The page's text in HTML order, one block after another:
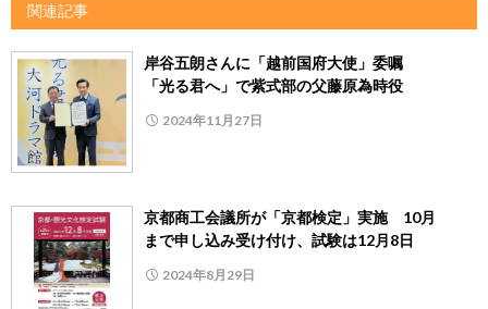
関連記事
岸谷五朗さんに「越前国府大使」委嘱
「光る君へ」で紫式部の父藤原為時役
2024年11月27日
京都商工会議所が「京都検定」実施 10月
まで申し込み受け付け、試験は12月8日
2024年8月29日